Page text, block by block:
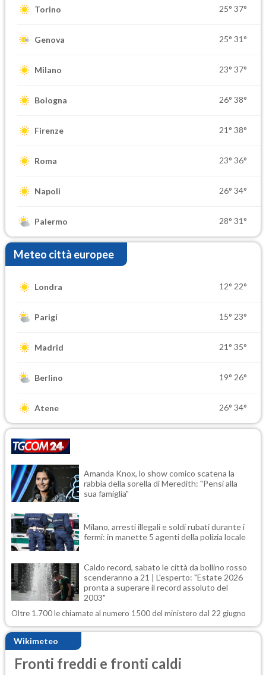
Torino 25° 37°
Genova 25° 31°
Milano 23° 37°
Bologna 26° 38°
Firenze 21° 38°
Roma 23° 36°
Napoli 26° 34°
Palermo 28° 31°
Meteo città europee
Londra 12° 22°
Parigi 15° 23°
Madrid 21° 35°
Berlino 19° 26°
Atene 26° 34°
Amanda Knox, lo show comico scatena la
rabbia della sorella di Meredith: "Pensi alla
sua famiglia"
Milano, arresti illegali e soldi rubati durante i
fermi: in manette 5 agenti della polizia locale
Caldo record, sabato le città da bollino rosso
scenderanno a 21 | L'esperto: "Estate 2026
pronta a superare il record assoluto del
2003"
Oltre 1.700 le chiamate al numero 1500 del ministero dal 22 giugno
Wikimeteo
Fronti freddi e fronti caldi